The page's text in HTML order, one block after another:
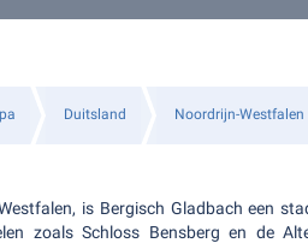
Duitsland Noordrijn-Westfalen
is Bergisch Gladbach een
zoals Schloss Bensberg en de